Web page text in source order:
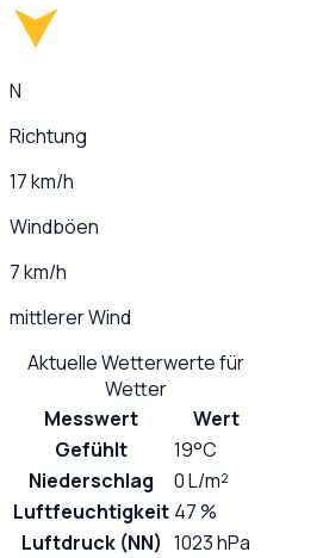
N
Richtung
17 km/h
Windböen
7 km/h
mittlerer Wind
Aktuelle Wetterwerte für
Wetter
Messwert
Wert
Gefühlt
19°C
Niederschlag
0 L/m²
Luftfeuchtigkeit 47 %
Luftdruck (NN) 1023 hPa